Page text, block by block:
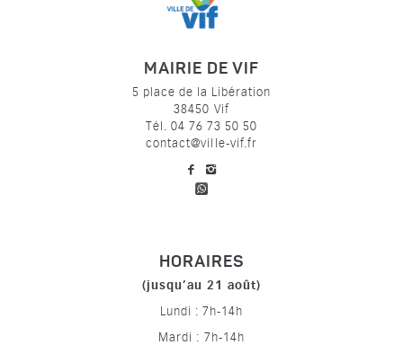
MAIRIE DE VIF
5 place de la Libération
38450 Vif
Tél. 04 76 73 50 50
contact@ville-vif.fr
voir notre page facebook
HORAIRES
(jusqu’au 21 août)
Lundi : 7h-14h
Mardi : 7h-14h